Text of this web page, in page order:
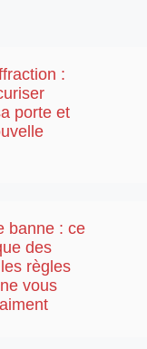
:
porte et
banne : ce
des
règles
vous